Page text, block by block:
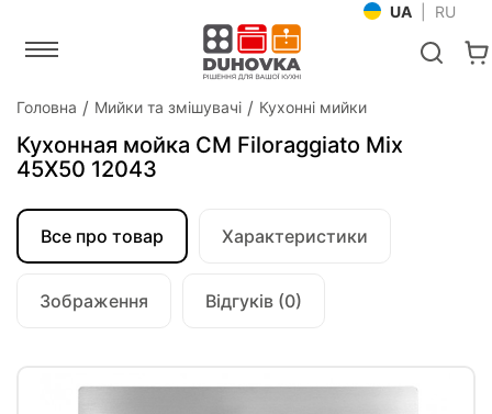
UA RU
Головна Мийки та змішувачі Кухонні мийки
Кухонная мойка CM Filoraggiato Mix
45Х50 12043
Все про товар Характеристики
Зображення Відгуків (0)